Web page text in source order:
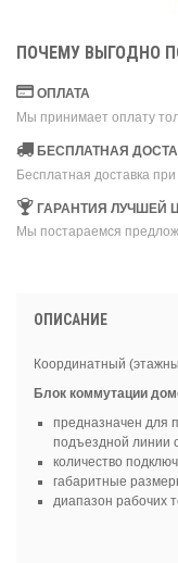
ПОЧЕМУ ВЫГОДНО
ОПЛАТА
Мы принимает оплату
БЕСПЛАТНАЯ
Бесплатная доставка
ГАРАНТИЯ ЛУЧШЕЙ
Мы постараемся
ОПИСАНИЕ
Координатный
Блок коммутации
предназначен для
подъездной линии
количество
габаритные
диапазон рабочих